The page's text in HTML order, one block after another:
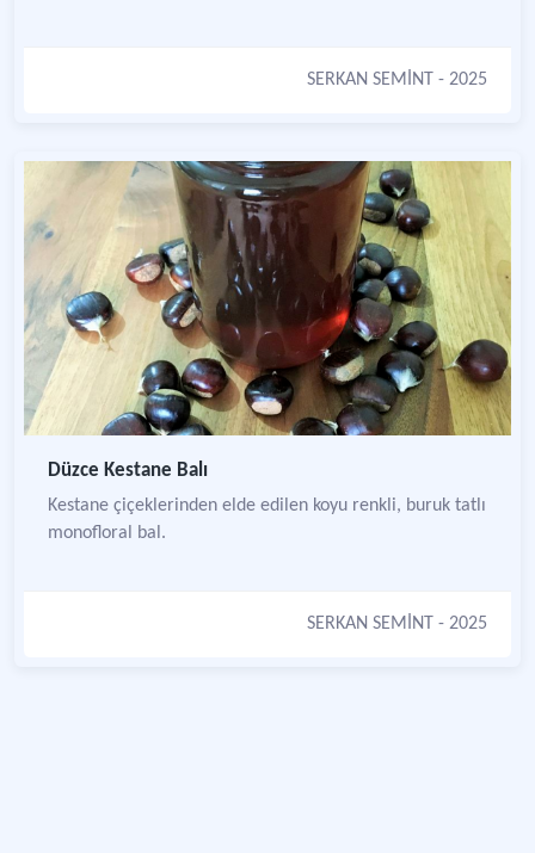
SERKAN SEMİNT - 2025
Düzce Kestane Balı
Kestane çiçeklerinden elde edilen koyu renkli, buruk tatlı
monofloral bal.
SERKAN SEMİNT - 2025